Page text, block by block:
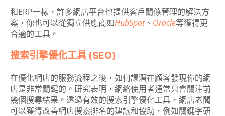
和ERP一樣，許多網店平台也提供客戶關係管理的解決方
案，你也可以從獨立供應商如HubSpot、 Oracle等獲得更
合適的工具。
搜索引擎優化工具 (SEO)
在優化網店的服務流程之後，如何讓潛在顧客發現你的網
店是非常關鍵的。研究表明，網絡使用者通常只會關注前
幾個搜尋結果。透過有效的搜索引擎優化工具，網店老闆
可以獲得改善網店搜索排名的建議和協助，例如關鍵字研